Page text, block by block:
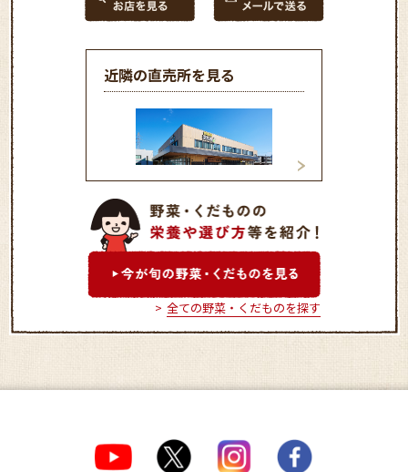
近隣の直売所を見る
ＪＡ交流ひろば「とれたて
元気市」広島店
農彩館 矢野とれ
全ての野菜・くだものを探す